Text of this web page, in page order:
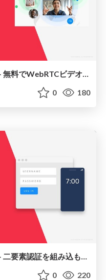
はじめてのTwilioシリーズ - 無料でWebRTCビデオチャットアプリを構築 / WebRTC Go Free Video
0 180
0 220